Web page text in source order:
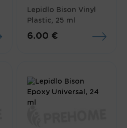
Lepidlo Bison Vinyl
Plastic, 25 ml
6.00 €